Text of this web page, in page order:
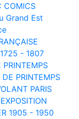
COMICS
Grand Est
- 1807
PRINTEMPS
PARIS
1905 - 1950